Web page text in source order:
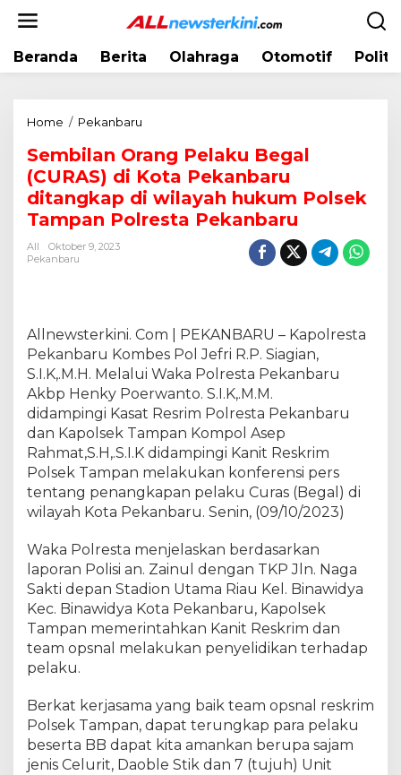
Beranda Berita Olahraga Otomotif
Home / Pekanbaru
m
b
i
a
g
P
e
l
a
u
B
e
g
a
(
C
U
R
A
S
K
o
t
a
Sembilan Orang Pelaku Begal
(CURAS) di Kota Pekanbaru
ditangkap di wilayah hukum Polsek
Tampan Polresta Pekanbaru
All
Oktober 9, 2023
Pekanbaru
Allnewsterkini. Com | PEKANBARU – Kapolresta
Pekanbaru Kombes Pol Jefri R.P. Siagian,
S.I.K,.M.H. Melalui Waka Polresta Pekanbaru
Akbp Henky Poerwanto. S.I.K,.M.M.
didampingi Kasat Resrim Polresta Pekanbaru
dan Kapolsek Tampan Kompol Asep
Rahmat,S.H,.S.I.K didampingi Kanit Reskrim
Polsek Tampan melakukan konferensi pers
tentang penangkapan pelaku Curas (Begal) di
wilayah Kota Pekanbaru. Senin, (09/10/2023)
Waka Polresta menjelaskan berdasarkan
laporan Polisi an. Zainul dengan TKP Jln. Naga
Sakti depan Stadion Utama Riau Kel. Binawidya
Kec. Binawidya Kota Pekanbaru, Kapolsek
Tampan memerintahkan Kanit Reskrim dan
team opsnal melakukan penyelidikan terhadap
pelaku.
Berkat kerjasama yang baik team opsnal reskrim
Polsek Tampan, dapat terungkap para pelaku
beserta BB dapat kita amankan berupa sajam
jenis Celurit, Daoble Stik dan 7 (tujuh) Unit